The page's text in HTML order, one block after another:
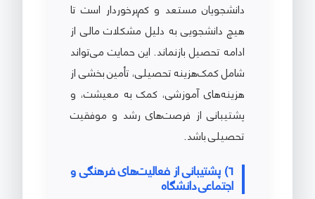
دانشجویان مستعد و کم‌برخوردار است تا
هیچ دانشجویی به دلیل مشکلات مالی از
ادامه تحصیل بازنماند. این حمایت می‌تواند
شامل کمک‌هزینه تحصیلی، تأمین بخشی از
هزینه‌های آموزشی، کمک به معیشت، و
پشتیبانی از فرصت‌های رشد و موفقیت
تحصیلی باشد.
6) پشتیبانی از فعالیت‌های فرهنگی و
اجتماعی دانشگاه